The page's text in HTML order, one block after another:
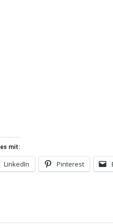
mit:
LinkedIn Pinterest